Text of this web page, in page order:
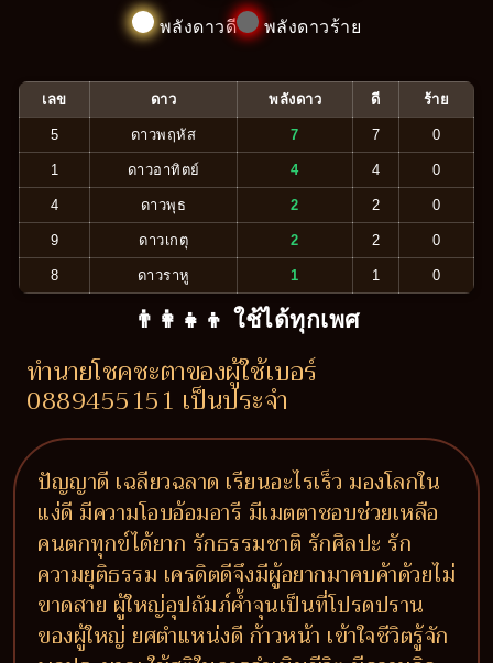
พลังดาวดี พลังดาวร้าย
เลข ดาว พลังดาว ดี ร้าย
5 ดาวพฤหัส 7 7 0
1 ดาวอาทิตย์ 4 4 0
4 ดาวพุธ 2 2 0
9 ดาวเกตุ 2 2 0
8 ดาวราหู 1 1 0
👨‍👩‍👧‍👦 ใช้ได้ทุกเพศ
ทำนายโชคชะตาของผู้ใช้เบอร์
0889455151 เป็นประจำ
ปัญญาดี เฉลียวฉลาด เรียนอะไรเร็ว มองโลกใน
แง่ดี มีความโอบอ้อมอารี มีเมตตาชอบช่วยเหลือ
คนตกทุกข์ได้ยาก รักธรรมชาติ รักศิลปะ รัก
ความยุติธรรม เครดิตดีจึงมีผู้อยากมาคบค้าด้วยไม่
ขาดสาย ผู้ใหญ่อุปถัมภ์ค้ำจุนเป็นที่โปรดปราน
ของผู้ใหญ่ ยศตำแหน่งดี ก้าวหน้า เข้าใจชีวิตรู้จัก